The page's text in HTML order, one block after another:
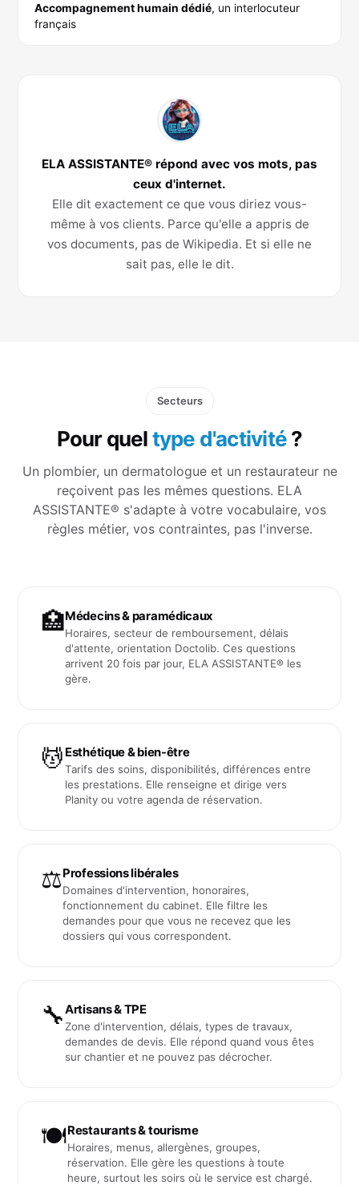
Accompagnement humain dédié, un interlocuteur
français
ELA ASSISTANTE® répond avec vos mots, pas
ceux d'internet.
Elle dit exactement ce que vous diriez vous-
même à vos clients. Parce qu'elle a appris de
vos documents, pas de Wikipedia. Et si elle ne
sait pas, elle le dit.
Secteurs
Pour queltype d'activité?
Un plombier, un dermatologue et un restaurateur ne
reçoivent pas les mêmes questions. ELA
ASSISTANTE® s'adapte à votre vocabulaire, vos
règles métier, vos contraintes, pas l'inverse.
🏥Médecins & paramédicaux
Horaires, secteur de remboursement, délais
d'attente, orientation Doctolib. Ces questions
arrivent 20 fois par jour, ELA ASSISTANTE® les
gère.
💆 Esthétique & bien-être
Tarifs des soins, disponibilités, différences entre
les prestations. Elle renseigne et dirige vers
Planity ou votre agenda de réservation.
⚖️Professions libérales
Domaines d'intervention, honoraires,
fonctionnement du cabinet. Elle filtre les
demandes pour que vous ne recevez que les
dossiers qui vous correspondent.
🔧Artisans & TPE
Zone d'intervention, délais, types de travaux,
demandes de devis. Elle répond quand vous êtes
sur chantier et ne pouvez pas décrocher.
🍽️Restaurants & tourisme
Horaires, menus, allergènes, groupes,
réservation. Elle gère les questions à toute
heure, surtout les soirs où le service est chargé.